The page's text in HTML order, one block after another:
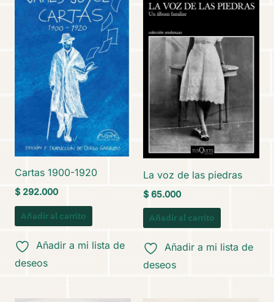
Cartas 1900-1920
$ 292.000
Añadir al carrito
Añadir a mi lista de
deseos
La voz de las piedras
$65.000
Añadir al carrito
Añadir a mi lista de
deseos